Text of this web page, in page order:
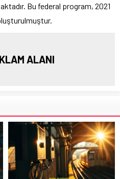
Bu federal program, 2021
ALANI